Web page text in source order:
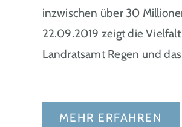
inzwischen über 30
22.09.2019 zeigt die
Landratsamt Regen und
MEHR ERFAHREN